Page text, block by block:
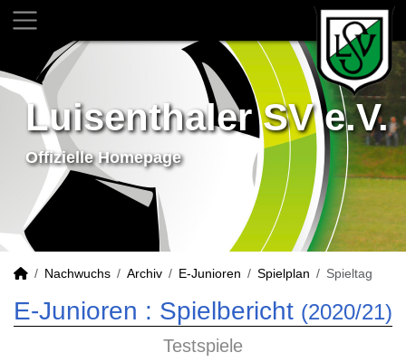
Luisenthaler SV e.V.
Offizielle Homepage
Nachwuchs Archiv E-Junioren Spielplan Spieltag
E-Junioren : Spielbericht (2020/21)
Testspiele